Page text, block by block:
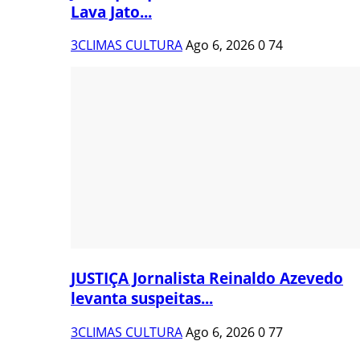
Lava Jato...
3CLIMAS CULTURAAgo 6, 2026074
JUSTIÇA Jornalista Reinaldo Azevedo
levanta suspeitas...
3CLIMAS CULTURAAgo 6, 2026077